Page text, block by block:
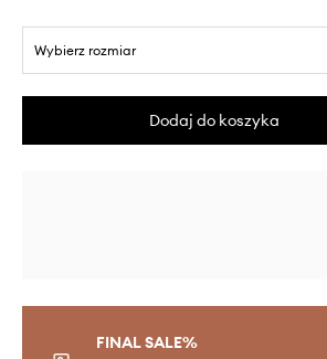
Wybierz rozmiar
Dodaj do koszyka
FINAL SALE%